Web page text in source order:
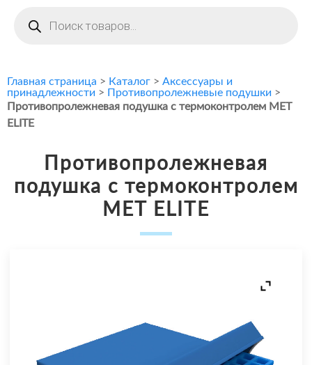
товаров
Главная страница > Каталог > Аксессуары и
принадлежности > Противопролежневые подушки >
Противопролежневая подушка с термоконтролем MET
ELITE
Противопролежневая
подушка с термоконтролем
MET ELITE